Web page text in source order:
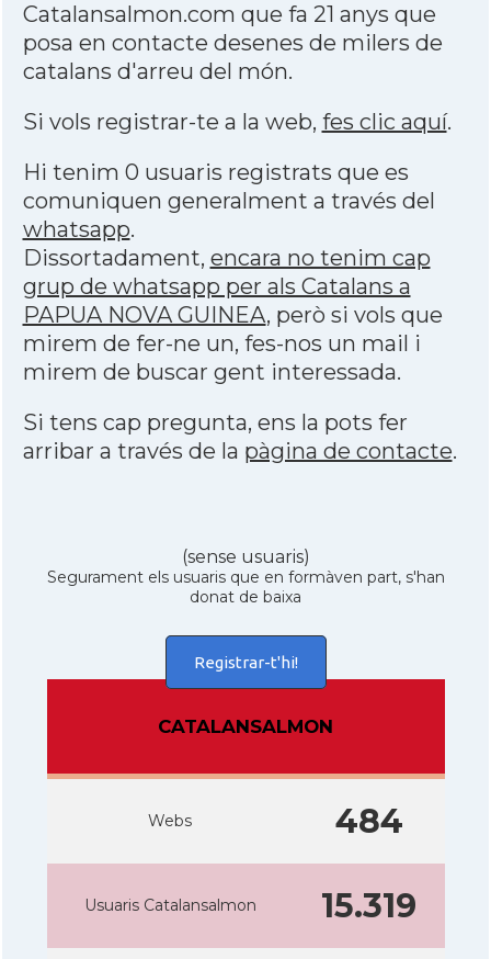
Catalansalmon.com que fa 21 anys que
posa en contacte desenes de milers de
catalans d'arreu del món.
Si vols registrar-te a la web, fes clic aquí.
Hi tenim 0 usuaris registrats que es
comuniquen generalment a través del
whatsapp.
Dissortadament, encara no tenim cap
grup de whatsapp per als Catalans a
PAPUA NOVA GUINEA, però si vols que
mirem de fer-ne un, fes-nos un mail i
mirem de buscar gent interessada.
Si tens cap pregunta, ens la pots fer
arribar a través de la pàgina de contacte.
(sense usuaris)
Segurament els usuaris que en formàven part, s'han
donat de baixa
Registrar-t'hi!
CATALANSALMON
Webs 484
Usuaris Catalansalmon 15.319